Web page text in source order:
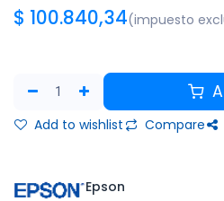
$ 100.840,34(impuesto
Add to wishlist Compare
Epson